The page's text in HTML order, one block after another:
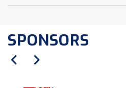
SPONSORS